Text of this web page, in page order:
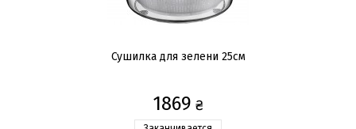
Заканчивается (1)
НазначениеСушилка для зелени 25см
1869 ₴